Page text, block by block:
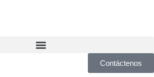
Contáctenos